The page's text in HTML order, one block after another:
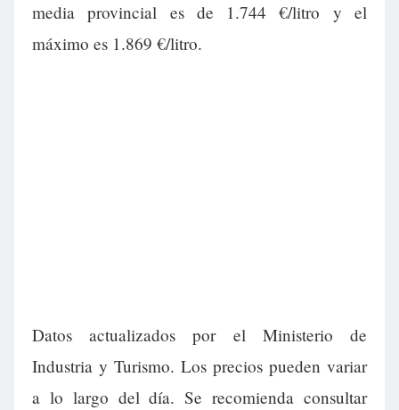
media provincial es de 1.744 €/litro y el
máximo es 1.869 €/litro.
Datos actualizados por el Ministerio de
Industria y Turismo. Los precios pueden variar
a lo largo del día. Se recomienda consultar